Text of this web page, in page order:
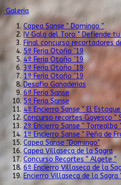
Galeria
Capea Sanse " Domingo "
IV Gala del Toro " Defiende
Final concurso recortadores
5ª Feria Otoño ´19
4ª Feria Otoño ´19
3ª Feria Otoño ´19
1ª Feria Otoño ´19
Desafio Ganaderias
6ª Feria Sanse
5ª Feria Sanse
4º Encierro Sanse " El
Concurso recortes Goyesco "
2º Encierro Sanse " Torrealba "
1º Encierro Sanse " Peña de
Capea Sanse "Domingo"
Capea Villaseca de la Sagra
Concurso Recortes " Algete "
6º Encierro Villaseca de la
Encierro Villaseca de la Sagra